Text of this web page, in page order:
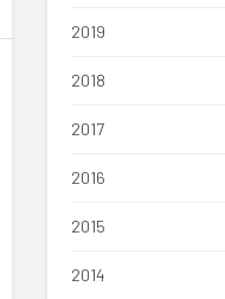
2019
2018
2017
2016
2015
2014